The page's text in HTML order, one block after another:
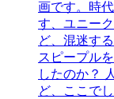
画です。時
す、ユニー
ど、混迷す
スピープル
したのか？
ど、ここで